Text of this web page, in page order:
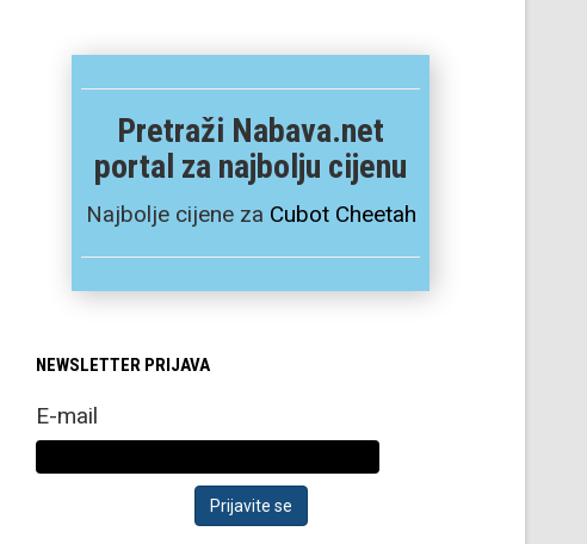
Pretraži Nabava.net
portal za najbolju cijenu
Najbolje cijene za Cubot Cheetah
NEWSLETTER PRIJAVA
E-mail